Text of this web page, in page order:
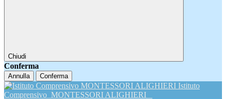
Chiudi
Conferma
Annulla Conferma
Istituto
Comprensivo MONTESSORI ALIGHIERI